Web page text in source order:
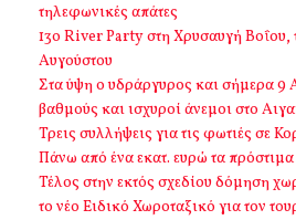
τηλεφωνικές απάτες
13o River Party στη Χρυσαυγή Βοΐου,
Αυγούστου
Στα ύψη ο υδράργυρος και σήμερα 9
βαθμούς και ισχυροί άνεμοι στο
Τρεις συλλήψεις για τις φωτιές σε
Πάνω από ένα εκατ. ευρώ τα
Τέλος στην εκτός σχεδίου δόμηση
το νέο Ειδικό Χωροταξικό για τον